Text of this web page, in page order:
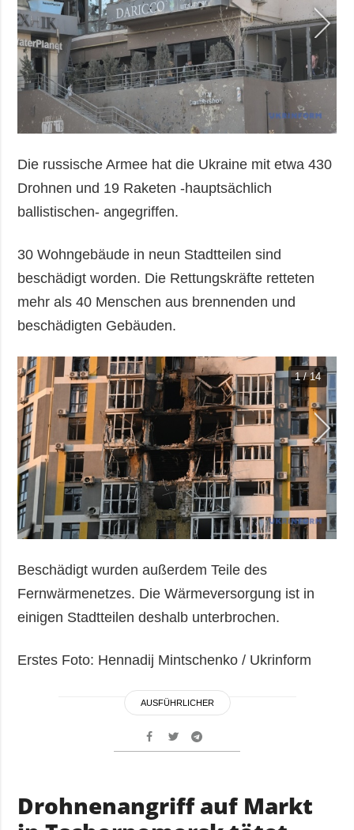
Die russische Armee hat die Ukraine mit etwa 430
Drohnen und 19 Raketen -hauptsächlich
ballistischen- angegriffen.
30 Wohngebäude in neun Stadtteilen sind
beschädigt worden. Die Rettungskräfte retteten
mehr als 40 Menschen aus brennenden und
beschädigten Gebäuden.
1 / 14
Beschädigt wurden außerdem Teile des
Fernwärmenetzes. Die Wärmeversorgung ist in
einigen Stadtteilen deshalb unterbrochen.
Erstes Foto: Hennadij Mintschenko / Ukrinform
AUSFÜHRLICHER
Drohnenangriff auf Markt